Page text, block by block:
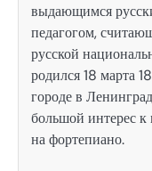
выдающимся
педагогом,
русской
родился 18 марта
городе в
большой интерес к
на фортепиано.